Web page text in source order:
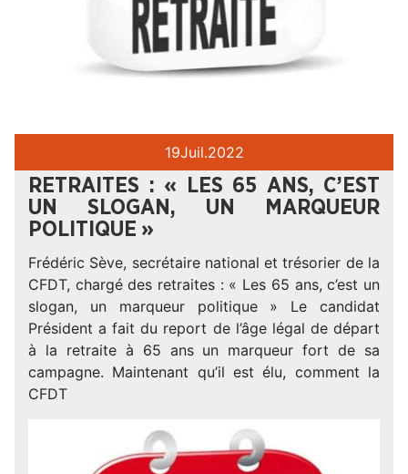
19Juil.2022
RETRAITES : « LES 65 ANS, C’EST
UN SLOGAN, UN MARQUEUR
POLITIQUE »
Frédéric Sève, secrétaire national et trésorier de la
CFDT, chargé des retraites : « Les 65 ans, c’est un
slogan, un marqueur politique » Le candidat
Président a fait du report de l’âge légal de départ
à la retraite à 65 ans un marqueur fort de sa
campagne. Maintenant qu’il est élu, comment la
CFDT